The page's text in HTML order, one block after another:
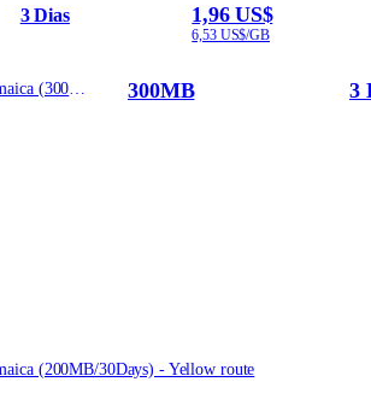
3 Dias 1,96 US$
6,53 US$/GB
300MB 3
(200MB/30Days) - Yellow route